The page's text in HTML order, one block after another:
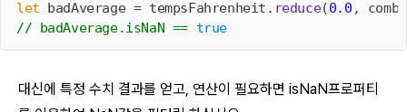
let badAverage = tempsFahrenheit. reduce(0.0 ,
// badAverage.isNaN == true
대신에 특정 수치 결과를 얻고, 연산이 필요하면 isNaN프로퍼티